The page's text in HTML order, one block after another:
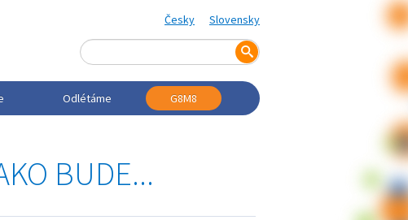
Česky Slovensky
Odlétáme G8M8
BUDE...